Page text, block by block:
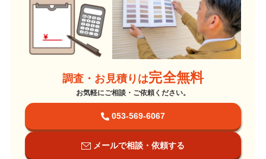
調査・お見積りは完全無料
お気軽にご相談・ご依頼ください。
053-569-6067
メールで相談・依頼する